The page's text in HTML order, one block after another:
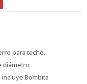
para techo.
diámetro
Bombita